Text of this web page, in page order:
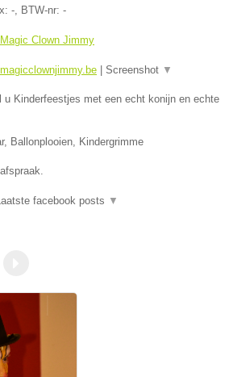
- , BTW-nr: -
Clown Jimmy
| Screenshot ▼
u Kinderfeestjes met een echt konijn en echte
Ballonplooien, Kindergrimme
facebook posts ▼